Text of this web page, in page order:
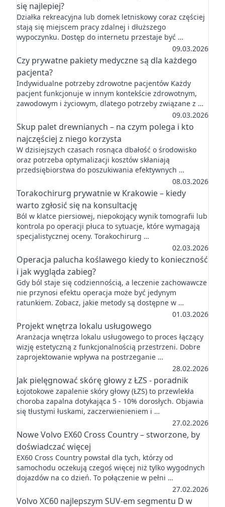
się najlepiej?
Działka rekreacyjna lub domek letniskowy coraz częściej
stają się miejscem pracy zdalnej i dłuższego
wypoczynku. Dostęp do internetu przestaje być …
09.03.2026
Czy prywatne pakiety medyczne są dla każdego
pacjenta?
Indywidualne potrzeby zdrowotne pacjentów Każdy
pacjent funkcjonuje w innym kontekście zdrowotnym,
zawodowym i życiowym, dlatego potrzeby związane z …
09.03.2026
Skup palet drewnianych – na czym polega i kto
najczęściej z niego korzysta
W dzisiejszych czasach rosnąca dbałość o środowisko
oraz potrzeba optymalizacji kosztów skłaniają
przedsiębiorstwa do poszukiwania efektywnych …
08.03.2026
Torakochirurg prywatnie w Krakowie – kiedy
warto zgłosić się na konsultację
Ból w klatce piersiowej, niepokojący wynik tomografii lub
kontrola po operacji płuca to sytuacje, które wymagają
specjalistycznej oceny. Torakochirurg …
02.03.2026
Operacja palucha koślawego kiedy to konieczność
i jak wygląda zabieg?
Gdy ból staje się codziennością, a leczenie zachowawcze
nie przynosi efektu operacja może być jedynym
ratunkiem. Zobacz, jakie metody są dostępne w …
01.03.2026
Projekt wnętrza lokalu usługowego
Aranżacja wnętrza lokalu usługowego to proces łączący
wizję estetyczną z funkcjonalnością przestrzeni. Dobre
zaprojektowanie wpływa na postrzeganie …
28.02.2026
Jak pielęgnować skórę głowy z ŁZS - poradnik
Łojotokowe zapalenie skóry głowy (ŁZS) to przewlekła
choroba zapalna dotykająca 5 - 10% dorosłych. Objawia
się tłustymi łuskami, zaczerwienieniem i …
27.02.2026
Nowe Volvo EX60 Cross Country – stworzone, by
doświadczać więcej
EX60 Cross Country powstał dla tych, którzy od
samochodu oczekują czegoś więcej niż tylko wygodnych
dojazdów na co dzień. To połączenie w pełni …
27.02.2026
Volvo XC60 najlepszym SUV-em segmentu D w